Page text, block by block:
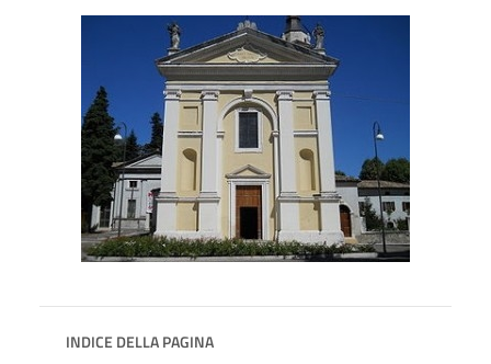
INDICE DELLA PAGINA